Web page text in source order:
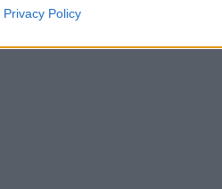
Privacy Policy